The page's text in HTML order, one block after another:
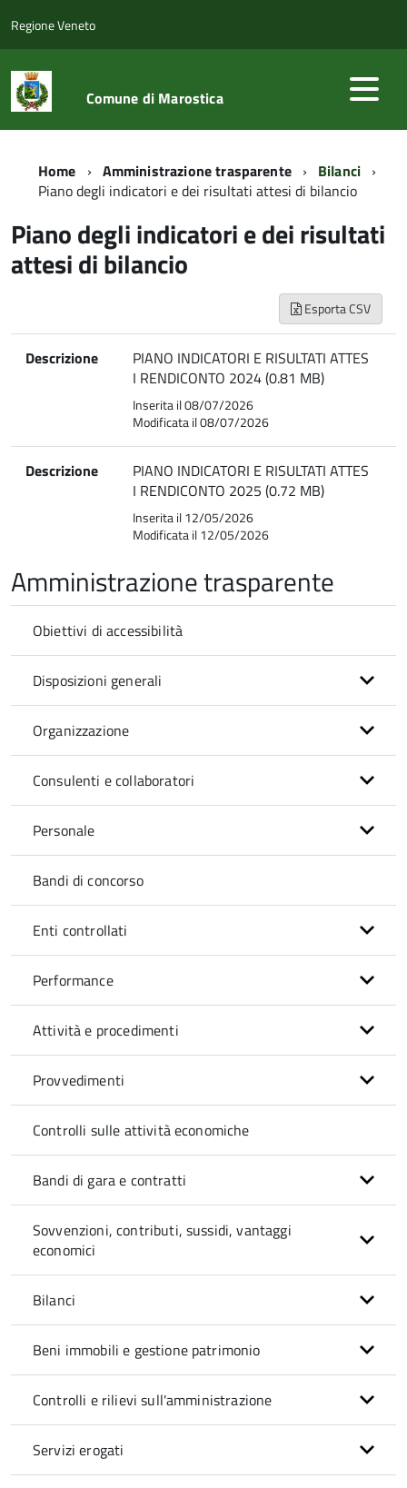
Regione Veneto
Comune di Marostica
Home Amministrazione trasparente
Bilanci
Piano degli indicatori e dei risultati attesi di bilancio
Piano degli indicatori e dei risultati
attesi di bilancio
Esporta CSV
Descrizione
PIANO INDICATORI E RISULTATI ATTES
I RENDICONTO 2024 (0.81 MB)
Inserita il 08/07/2026
Modificata il 08/07/2026
Descrizione
PIANO INDICATORI E RISULTATI ATTES
I RENDICONTO 2025 (0.72 MB)
Inserita il 12/05/2026
Modificata il 12/05/2026
Amministrazione trasparente
Obiettivi di accessibilità
Disposizioni generali
Organizzazione
Consulenti e collaboratori
Personale
Bandi di concorso
Enti controllati
Performance
Attività e procedimenti
Provvedimenti
Controlli sulle attività economiche
Bandi di gara e contratti
Sovvenzioni, contributi, sussidi, vantaggi
economici
Bilanci
Beni immobili e gestione patrimonio
Controlli e rilievi sull'amministrazione
Servizi erogati